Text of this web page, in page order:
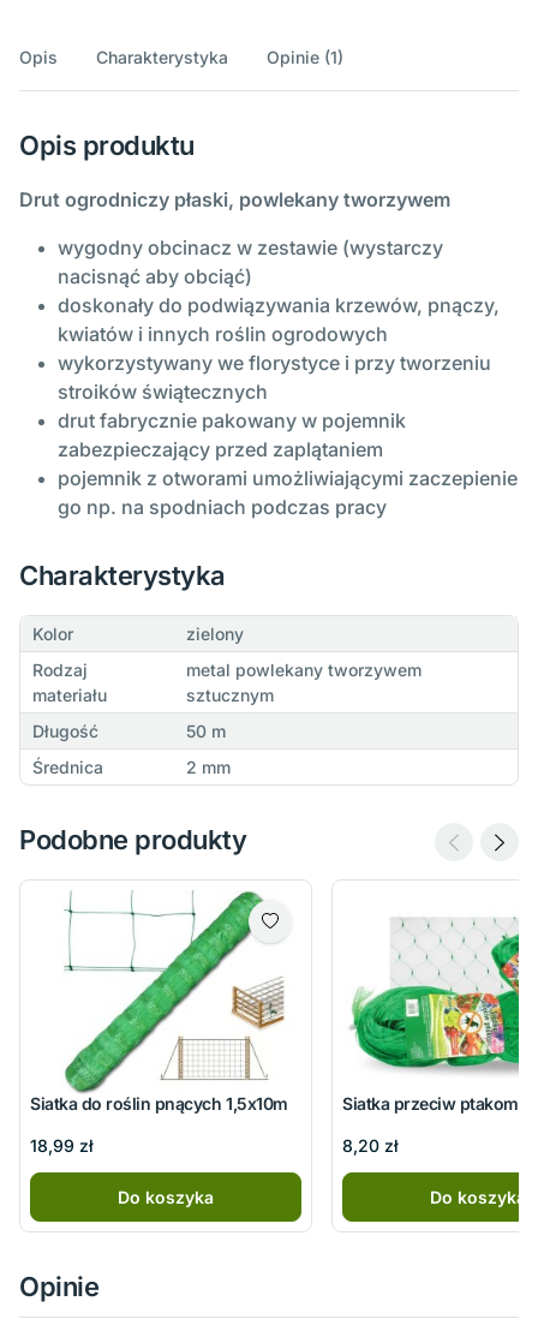
Opis Charakterystyka Opinie (1)
Opis produktu
Drut ogrodniczy płaski, powlekany tworzywem
wygodny obcinacz w zestawie (wystarczy
nacisnąć aby obciąć)
doskonały do podwiązywania krzewów, pnączy,
kwiatów i innych roślin ogrodowych
wykorzystywany we florystyce i przy tworzeniu
stroików świątecznych
drut fabrycznie pakowany w pojemnik
zabezpieczający przed zaplątaniem
pojemnik z otworami umożliwiającymi zaczepienie
go np. na spodniach podczas pracy
Charakterystyka
Kolor
zielony
Rodzaj
materiału
metal powlekany tworzywem
sztucznym
Długość
50 m
Średnica
2 mm
Podobne produkty
Siatka do roślin pnących 1,5x10m
18,99 zł
Do koszyka
Siatka przeciw ptakom
8,20 zł
Do koszyka
Opinie